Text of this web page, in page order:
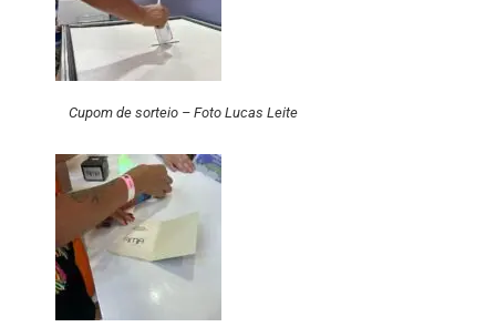
Cupom de sorteio – Foto Lucas Leite